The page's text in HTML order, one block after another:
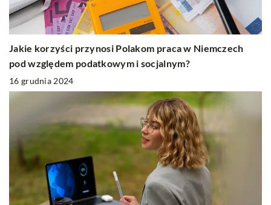
Jakie korzyści przynosi Polakom praca w Niemczech
pod względem podatkowym i socjalnym?
16 grudnia 2024